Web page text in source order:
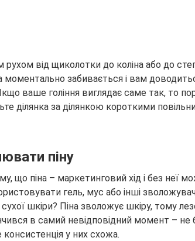
від щиколотки до коліна або до
моментально забивається і вам
ваше гоління виглядає саме так, то
ділянка за ділянкою короткими
піну
що піна – маркетинговий хід і без неї
гель, мус або інші
шкіри? Піна зволожує шкіру, тому
в самий невідповідний момент – не
у них схожа.